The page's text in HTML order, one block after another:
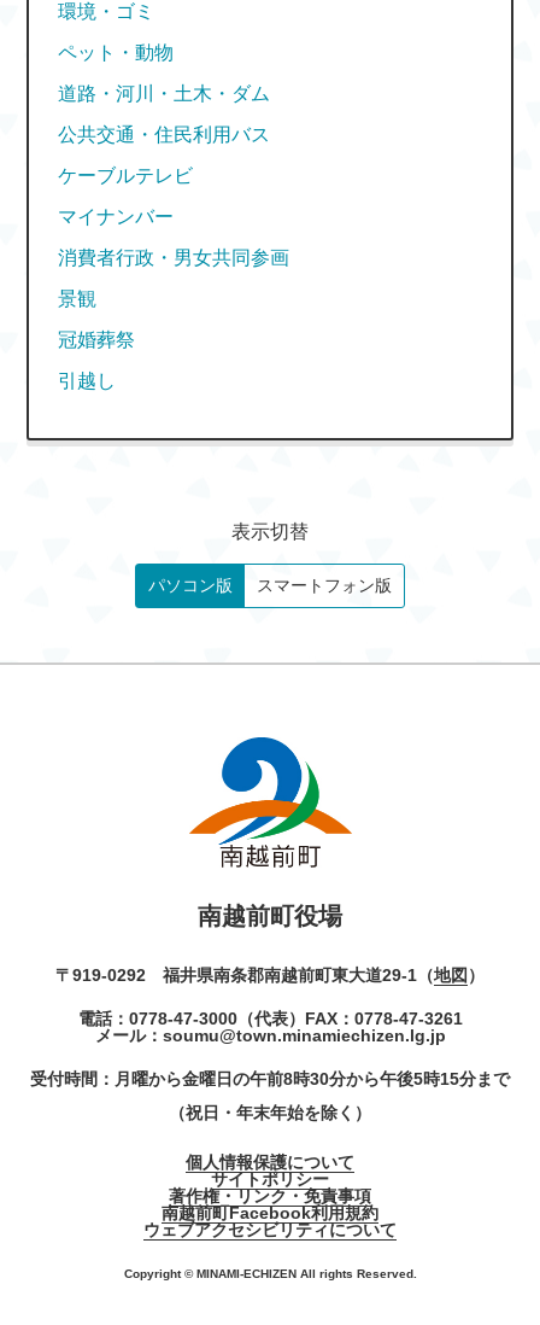
環境・ゴミ
ペット・動物
道路・河川・土木・ダム
公共交通・住民利用バス
ケーブルテレビ
マイナンバー
消費者行政・男女共同参画
景観
冠婚葬祭
引越し
表示切替
パソコン版 スマートフォン版
南越前町役場
〒919-0292 福井県南条郡南越前町東大道29-1（地図 ）
電話： 0778-47-3000（代表） FAX：0778-47-3261
メール： soumu@town.minamiechizen.lg.jp
受付時間：月曜から金曜日の午前8時30分から午後5時15分まで
（祝日・年末年始を除く）
個人情報保護について
サイトポリシー
著作権・リンク・免責事項
南越前町Facebook利用規約
ウェブアクセシビリティについて
Copyright © MINAMI-ECHIZEN All rights Reserved.